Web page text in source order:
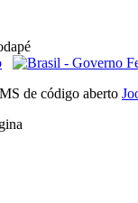
de código aberto